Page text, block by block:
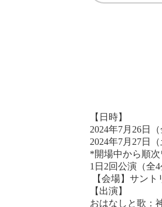
【日時】
2024年7月26日
2024年7月27日
*開場中から順次
1日2回公演（全
【会場】サント
【出演】
おはなしと歌：